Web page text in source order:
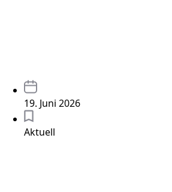
19. Juni 2026
Aktuell